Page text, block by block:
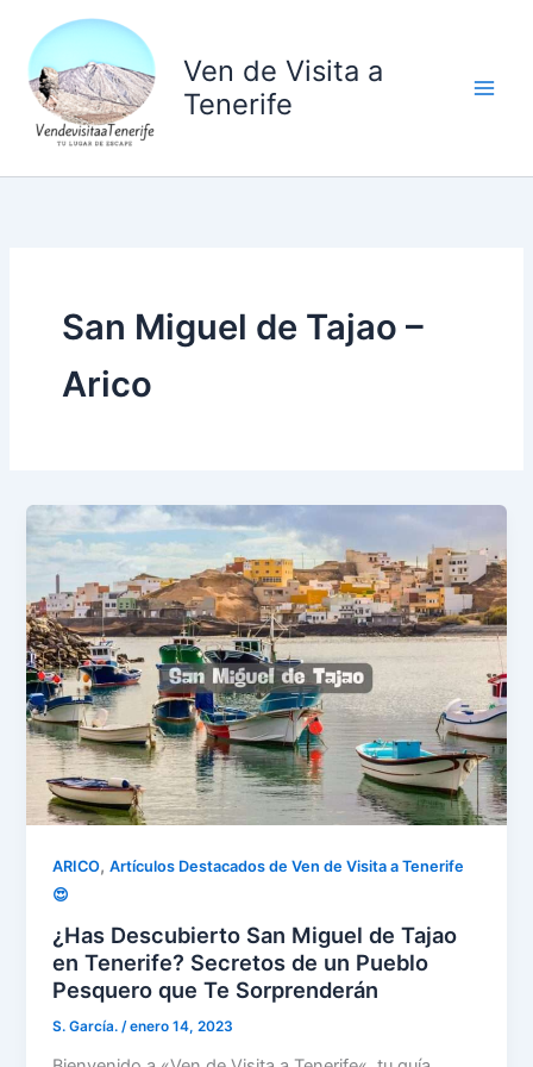
contenido
Ven de Visita a
Tenerife
San Miguel de Tajao –
Arico
ARICO,Artículos Destacados de Ven de Visita a Tenerife
😍
¿Has Descubierto San Miguel de Tajao
en Tenerife? Secretos de un Pueblo
Pesquero que Te Sorprenderán
S. García./enero 14, 2023